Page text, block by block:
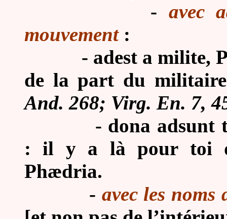
- avec
mouvement :
- adest a milite,
de la part du
And. 268; Virg. En. 7,
- dona adsunt
: il y a là pour toi
Phædria.
- avec les noms